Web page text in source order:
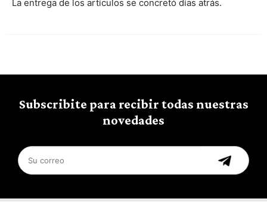
La entrega de los artículos se concretó días atrás.
Subscribite para recibir todas nuestras
novedades